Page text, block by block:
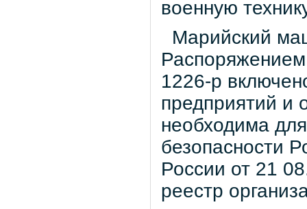
военную
Марийский
1226-р
предприятий и
необходима
безопасности
России от 21
реестр